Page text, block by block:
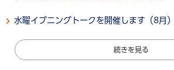
水曜イブニングトークを開催します（8月）
続きを見る